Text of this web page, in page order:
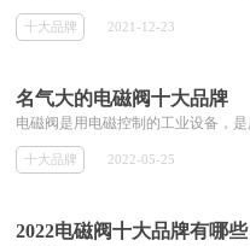
十大品牌 2021-12-23
名气大的电磁阀十大品牌
十大品牌 2022-05-25
2022电磁阀十大品牌有哪些